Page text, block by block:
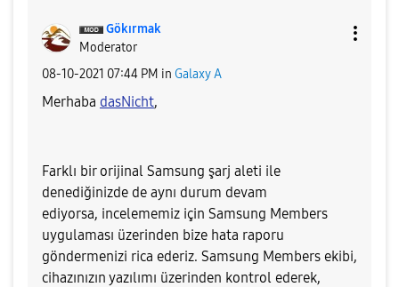
Gökırmak
Moderator
‎08-10-2021 07:44 PM in Galaxy A
Merhaba dasNicht,
Farklı bir orijinal Samsung şarj aleti ile
denediğinizde de aynı durum devam
ediyorsa, incelememiz için Samsung Members
uygulaması üzerinden bize hata raporu
göndermenizi rica ederiz. Samsung Members ekibi,
cihazınızın yazılımı üzerinden kontrol ederek,